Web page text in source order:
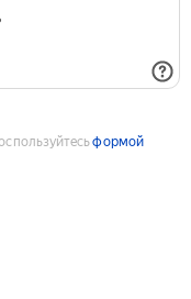
формой